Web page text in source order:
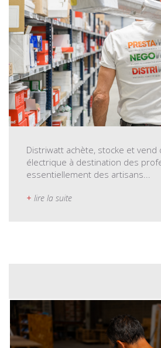
Distriwatt achète, stocke et vend
électrique à destination des
essentiellement des artisans...
+ lire la suite